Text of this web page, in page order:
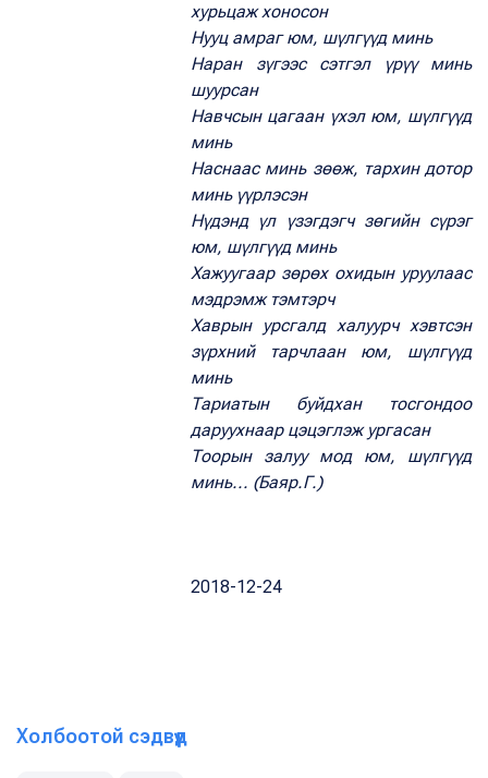
хурьцаж хоносон
Нууц амраг юм, шүлгүүд минь
Наран зүгээс сэтгэл үрүү минь
шуурсан
Навчсын цагаан үхэл юм, шүлгүүд
минь
Наснаас минь зөөж, тархин дотор
минь үүрлэсэн
Нүдэнд үл үзэгдэгч зөгийн сүрэг
юм, шүлгүүд минь
Хажуугаар зөрөх охидын уруулаас
мэдрэмж тэмтэрч
Хаврын урсгалд халуурч хэвтсэн
зүрхний тарчлаан юм, шүлгүүд
минь
Тариатын буйдхан тосгондоо
даруухнаар цэцэглэж ургасан
Тоорын залуу мод юм, шүлгүүд
минь... (Баяр.Г.)
2018-12-24
Холбоотой сэдвүүд